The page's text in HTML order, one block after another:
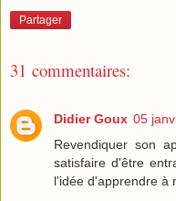
Partager
31 commentaires:
Didier Goux 05
Revendiquer son
satisfaire d'être
l'idée d'apprendre à